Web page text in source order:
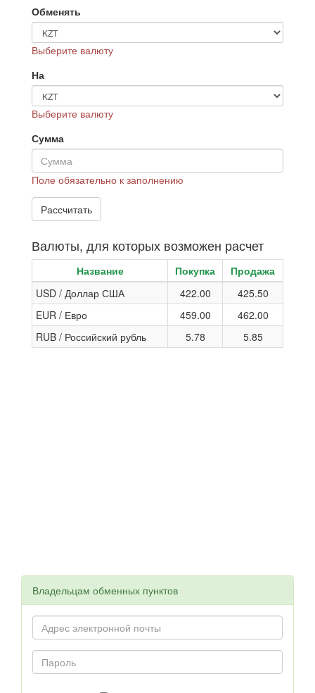
Обменять
Выберите валюту
На
Выберите валюту
Сумма
Поле обязательно к заполнению
Валюты, для которых возможен расчет
Название Покупка
Продажа
USD / Доллар США
422.00
425.50
EUR / Евро
459.00
462.00
RUB / Российский рубль
5.78 5.85
Владельцам обменных пунктов